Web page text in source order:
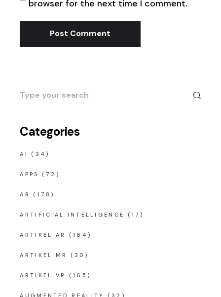
browser for the next time I comment.
Post Comment
Search
for:
Categories
AI (34)
APPS (72)
AR (178)
ARTIFICIAL INTELLIGENCE (17)
ARTIKEL AR (164)
ARTIKEL MR (20)
ARTIKEL VR (165)
AUGMENTED REALITY (32)